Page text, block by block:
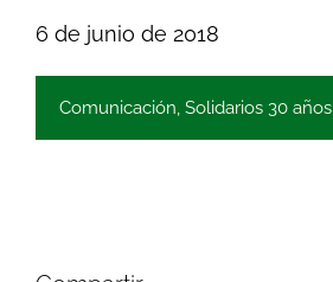
6 de junio de 2018
Comunicación Solidarios 30 años